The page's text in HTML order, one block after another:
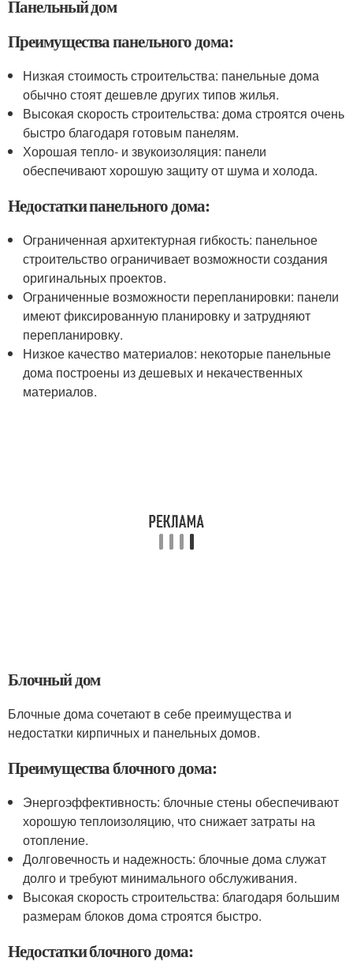
Панельный дом
Преимущества панельного дома:
Низкая стоимость строительства: панельные дома
обычно стоят дешевле других типов жилья.
Высокая скорость строительства: дома строятся очень
быстро благодаря готовым панелям.
Хорошая тепло- и звукоизоляция: панели
обеспечивают хорошую защиту от шума и холода.
Недостатки панельного дома:
Ограниченная архитектурная гибкость: панельное
строительство ограничивает возможности создания
оригинальных проектов.
Ограниченные возможности перепланировки: панели
имеют фиксированную планировку и затрудняют
перепланировку.
Низкое качество материалов: некоторые панельные
дома построены из дешевых и некачественных
материалов.
Блочный дом
Блочные дома сочетают в себе преимущества и
недостатки кирпичных и панельных домов.
Преимущества блочного дома:
Энергоэффективность: блочные стены обеспечивают
хорошую теплоизоляцию, что снижает затраты на
отопление.
Долговечность и надежность: блочные дома служат
долго и требуют минимального обслуживания.
Высокая скорость строительства: благодаря большим
размерам блоков дома строятся быстро.
Недостатки блочного дома: